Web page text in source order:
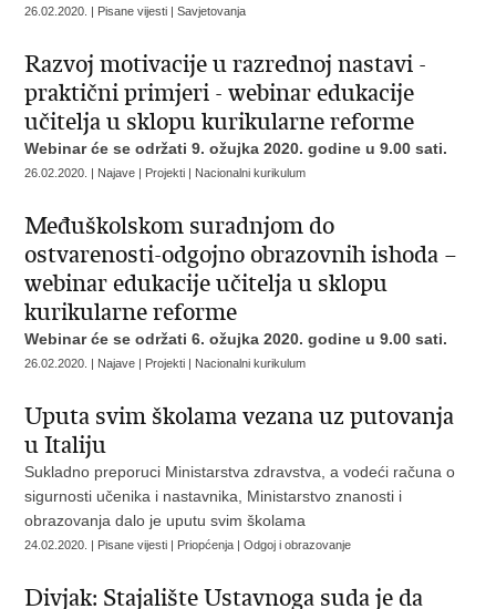
26.02.2020. | Pisane vijesti | Savjetovanja
Razvoj motivacije u razrednoj nastavi -
praktični primjeri - webinar edukacije
učitelja u sklopu kurikularne reforme
Webinar će se održati 9. ožujka 2020. godine u 9.00 sati.
26.02.2020. | Najave | Projekti | Nacionalni kurikulum
Međuškolskom suradnjom do
ostvarenosti-odgojno obrazovnih ishoda –
webinar edukacije učitelja u sklopu
kurikularne reforme
Webinar će se održati 6. ožujka 2020. godine u 9.00 sati.
26.02.2020. | Najave | Projekti | Nacionalni kurikulum
Uputa svim školama vezana uz putovanja
u Italiju
Sukladno preporuci Ministarstva zdravstva, a vodeći računa o
sigurnosti učenika i nastavnika, Ministarstvo znanosti i
obrazovanja dalo je uputu svim školama
24.02.2020. | Pisane vijesti | Priopćenja | Odgoj i obrazovanje
Divjak: Stajalište Ustavnoga suda je da